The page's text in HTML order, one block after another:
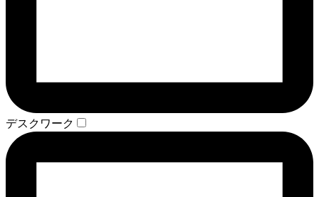
デスクワーク